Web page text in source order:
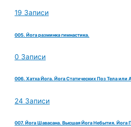
19 Записи
005. Йога разминка гимнастика.
0 Записи
006. Хатха Йога. Йога Статических Поз Тела или
24 Записи
007. Йога Шавасана. Высшая Йога Небытия. Йога